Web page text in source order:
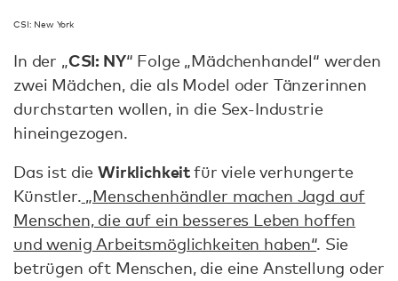
CSI: New York
In der „CSI: NY“ Folge „Mädchenhandel“ werden
zwei Mädchen, die als Model oder Tänzerinnen
durchstarten wollen, in die Sex-Industrie
hineingezogen.
Das ist dieWirklichkeitfür viele verhungerte
Künstler. „Menschenhändler machen Jagd auf
Menschen, die auf ein besseres Leben hoffen
und wenig Arbeitsmöglichkeiten haben“. Sie
betrügen oft Menschen, die eine Anstellung oder